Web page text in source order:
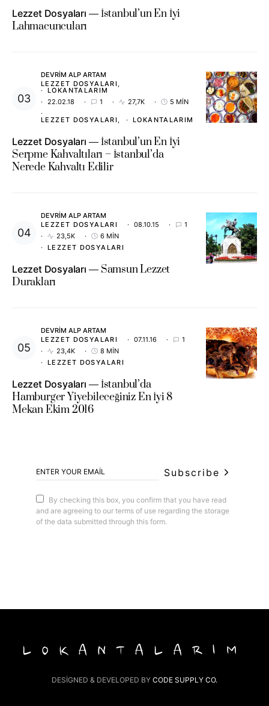
Lezzet Dosyaları
İstanbul’un En İyi
Lahmacuncuları
DEVRIM ALP ARTAM
LEZZET DOSYALARI
LOKANTALARIM
22.02.18
1 27,7K 5 MIN
LEZZET DOSYALARI LOKANTALARIM
Lezzet Dosyaları
İstanbul’un En İyi
Serpme Kahvaltıları – İstanbul’da
Nerede Kahvaltı Edilir
DEVRIM ALP ARTAM
LEZZET DOSYALARI
08.10.15
1
23,5K
6 MIN
LEZZET DOSYALARI
Lezzet Dosyaları
Samsun Lezzet
Durakları
DEVRIM ALP ARTAM
LEZZET DOSYALARI
07.11.16
1
23,4K
8 MIN
LEZZET DOSYALARI
Lezzet Dosyaları
İstanbul’da
Hamburger Yiyebileceğiniz En İyi 8
Mekan Ekim 2016
Subscribe
By checking this box, you confirm that you have read
and are agreeing to our terms of use regarding the storage
of the data submitted through this form.
LOKANTALARIM
DESIGNED & DEVELOPED BY CODE SUPPLY CO.